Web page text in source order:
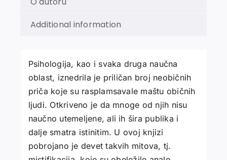
Additional information
Psihologija, kao i svaka druga naučna
oblast, iznedrila je priličan broj neobičnih
priča koje su rasplamsavale maštu običnih
ljudi. Otkriveno je da mnoge od njih nisu
naučno utemeljene, ali ih šira publika i
dalje smatra istinitim. U ovoj knjizi
pobrojano je devet takvih mitova, tj.